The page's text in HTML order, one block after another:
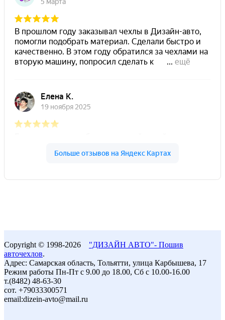
Copyright © 1998-2026 "ДИЗАЙН АВТО"- Пошив
авточехлов.
Адрес: Самарская область, Тольятти, улица Карбышева, 17
Режим работы Пн-Пт с 9.00 до 18.00, Сб с 10.00-16.00
т.(8482) 48-63-30
сот. +79033300571
email:dizein-avto@mail.ru